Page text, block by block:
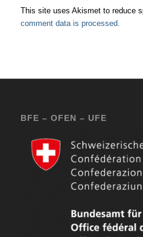
This site uses Akismet to reduce
comment data is processed.
BFE – OFEN – UFE